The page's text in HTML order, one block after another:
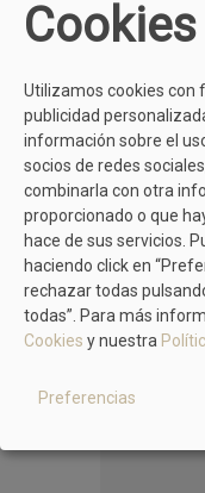
Cookies
Utilizamos cookies con
publicidad
información sobre el
socios de redes
combinarla con otra
proporcionado o que
hace de sus servicios.
haciendo click en
rechazar todas
todas”. Para más
Cookies y nuestra
Preferencias